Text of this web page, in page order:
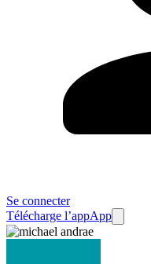
Se connecter
Télécharge l’appApp